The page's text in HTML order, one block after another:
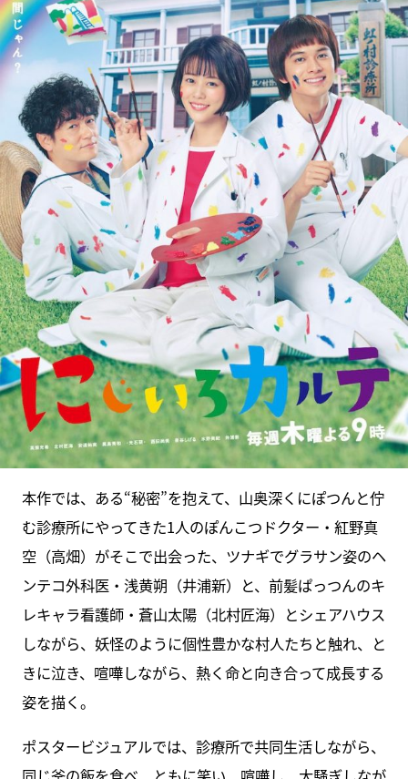
本作では、ある“秘密”を抱えて、山奥深くにぽつんと佇
む診療所にやってきた1人のぽんこつドクター・紅野真
空（高畑）がそこで出会った、ツナギでグラサン姿のヘ
ンテコ外科医・浅黄朔（井浦新）と、前髪ぱっつんのキ
レキャラ看護師・蒼山太陽（北村匠海）とシェアハウス
しながら、妖怪のように個性豊かな村人たちと触れ、と
きに泣き、喧嘩しながら、熱く命と向き合って成長する
姿を描く。
ポスタービジュアルでは、診療所で共同生活しながら、